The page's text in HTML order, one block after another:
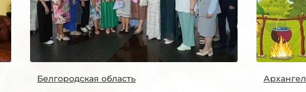
Белгородская область